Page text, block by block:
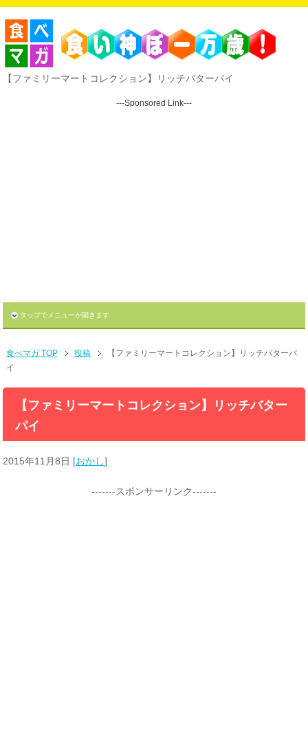
【ファミリーマートコレクション】リッチバターパイ
---Sponsored Link---
タップでメニューが開きます
食べマガ TOP 投稿
【ファミリーマートコレクション】リッチバターパ
イ
【ファミリーマートコレクション】リッチバター
パイ
2015年11月8日 [おかし]
-------スポンサーリンク-------